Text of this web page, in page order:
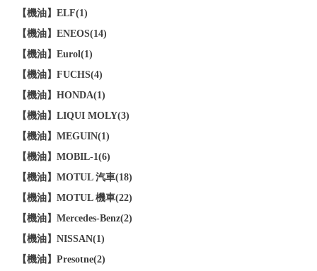
【機油】ELF(1)
【機油】ENEOS(14)
【機油】Eurol(1)
【機油】FUCHS(4)
【機油】HONDA(1)
【機油】LIQUI MOLY(3)
【機油】MEGUIN(1)
【機油】MOBIL-1(6)
【機油】MOTUL 汽車(18)
【機油】MOTUL 機車(22)
【機油】Mercedes-Benz(2)
【機油】NISSAN(1)
【機油】Presotne(2)